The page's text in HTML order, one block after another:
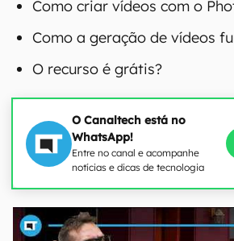
Como criar vídeos com o
Como a geração de vídeos
O recurso é grátis?
O Canaltech está no
WhatsApp!
Entre no canal e acompanhe
notícias e dicas de tecnologia